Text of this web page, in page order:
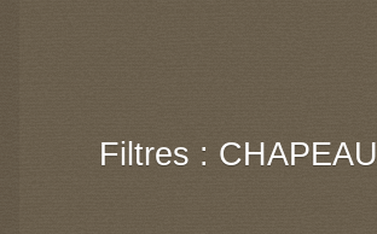
Filtres : CHAPEAU